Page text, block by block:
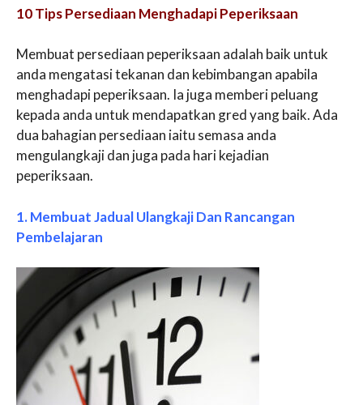
10 Tips Persediaan Menghadapi Peperiksaan
Membuat persediaan peperiksaan adalah baik untuk
anda mengatasi tekanan dan kebimbangan apabila
menghadapi peperiksaan. Ia juga memberi peluang
kepada anda untuk mendapatkan gred yang baik. Ada
dua bahagian persediaan iaitu semasa anda
mengulangkaji dan juga pada hari kejadian
peperiksaan.
1. Membuat Jadual Ulangkaji Dan Rancangan
Pembelajaran